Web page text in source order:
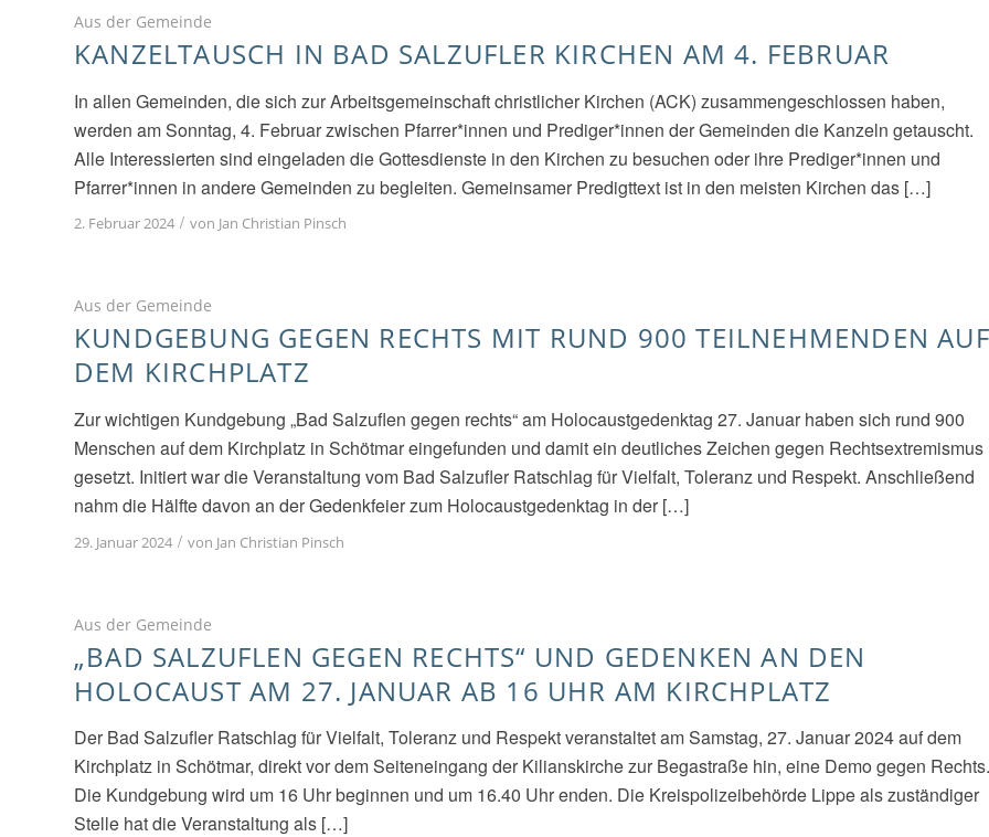
Aus der Gemeinde
KANZELTAUSCH IN BAD SALZUFLER KIRCHEN AM 4. FEBRUAR
In allen Gemeinden, die sich zur Arbeitsgemeinschaft christlicher Kirchen (ACK) zusammengeschlossen haben,
werden am Sonntag, 4. Februar zwischen Pfarrer*innen und Prediger*innen der Gemeinden die Kanzeln getauscht.
Alle Interessierten sind eingeladen die Gottesdienste in den Kirchen zu besuchen oder ihre Prediger*innen und
Pfarrer*innen in andere Gemeinden zu begleiten. Gemeinsamer Predigttext ist in den meisten Kirchen das […]
2. Februar 2024 / von Jan Christian Pinsch
Aus der Gemeinde
KUNDGEBUNG GEGEN RECHTS MIT RUND 900 TEILNEHMENDEN AUF
DEM KIRCHPLATZ
Zur wichtigen Kundgebung „Bad Salzuflen gegen rechts“ am Holocaustgedenktag 27. Januar haben sich rund 900
Menschen auf dem Kirchplatz in Schötmar eingefunden und damit ein deutliches Zeichen gegen Rechtsextremismus
gesetzt. Initiert war die Veranstaltung vom Bad Salzufler Ratschlag für Vielfalt, Toleranz und Respekt. Anschließend
nahm die Hälfte davon an der Gedenkfeier zum Holocaustgedenktag in der […]
29. Januar 2024 / von Jan Christian Pinsch
Aus der Gemeinde
„BAD SALZUFLEN GEGEN RECHTS“ UND GEDENKEN AN DEN
HOLOCAUST AM 27. JANUAR AB 16 UHR AM KIRCHPLATZ
Der Bad Salzufler Ratschlag für Vielfalt, Toleranz und Respekt veranstaltet am Samstag, 27. Januar 2024 auf dem
Kirchplatz in Schötmar, direkt vor dem Seiteneingang der Kilianskirche zur Begastraße hin, eine Demo gegen Rechts.
Die Kundgebung wird um 16 Uhr beginnen und um 16.40 Uhr enden. Die Kreispolizeibehörde Lippe als zuständiger
Stelle hat die Veranstaltung als […]